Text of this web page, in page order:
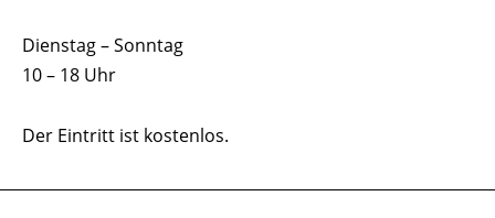
Dienstag – Sonntag
10 – 18 Uhr
Der Eintritt ist kostenlos.